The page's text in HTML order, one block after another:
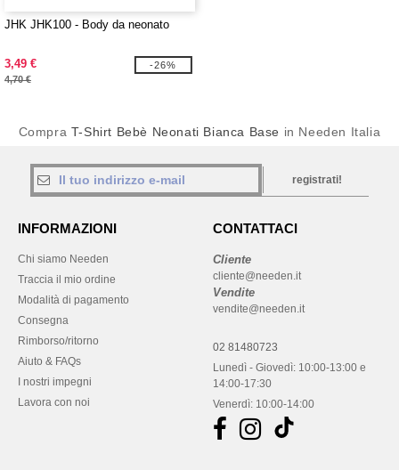
JHK JHK100 - Body da neonato
3,49 €
4,70 €
-26%
Compra T-Shirt Bebè Neonati Bianca Base in Needen Italia
registrati!
INFORMAZIONI
Chi siamo Needen
Traccia il mio ordine
Modalità di pagamento
Consegna
Rimborso/ritorno
Aiuto & FAQs
I nostri impegni
Lavora con noi
CONTATTACI
Cliente
cliente@needen.it
Vendite
vendite@needen.it
02 81480723
Lunedì - Giovedì: 10:00-13:00 e
14:00-17:30
Venerdì: 10:00-14:00